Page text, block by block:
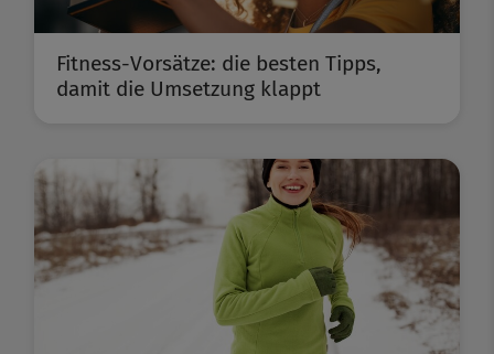
Fitness-Vorsätze: die besten Tipps,
damit die Umsetzung klappt